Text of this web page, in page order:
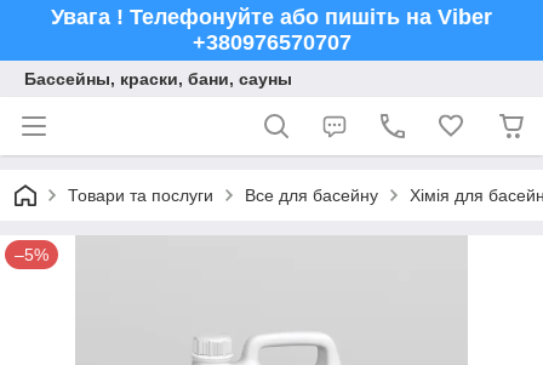
Увага ! Телефонуйте або пишіть на Viber
+380976570707
Бассейны, краски, бани, сауны
Товари та послуги Все для басейну Хімія для
–5%